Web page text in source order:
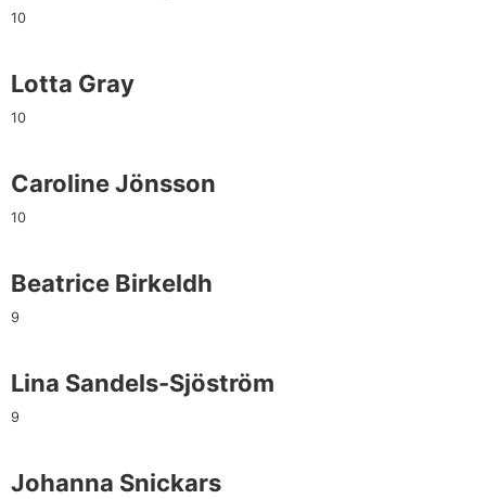
10
Lotta Gray
10
Caroline Jönsson
10
Beatrice Birkeldh
9
Lina Sandels-Sjöström
9
Johanna Snickars